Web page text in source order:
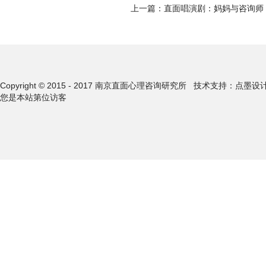
上一篇： 直面唱演剧：妈妈与咨询师
Copyright © 2015 - 2017 南京直面心理咨询研究所 技术支持：点墨设
您是本站第位访客